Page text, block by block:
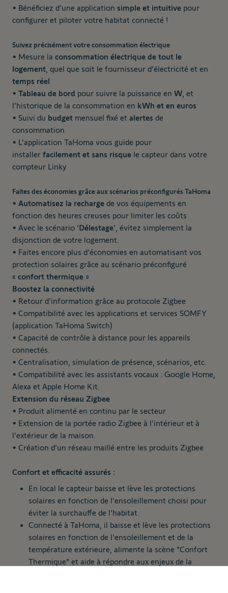
• Bénéficiez d’une application simple et intuitive pour
configurer et piloter votre habitat connecté !
Suivez précisément votre consommation électrique
• Mesure la consommation électrique de tout le
logement , quel que soit le fournisseur d’électricité et en
temps réel
• Tableau de bord pour suivre la puissance en W , et
l’historique de la consommation en kWh et en euros
• Suivi du budget mensuel fixé et alertes de
consommation
• L’application TaHoma vous guide pour
installer facilement et sans risque le capteur dans votre
compteur Linky
Faites des économies grâce aux scénarios préconfigurés TaHoma
• Automatisez la recharge de vos équipements en
fonction des heures creuses pour limiter les coûts
• Avec le scénario 'Délestage', évitez simplement la
disjonction de votre logement.
• Faites encore plus d’économies en automatisant vos
protection solaires grâce au scénario préconfiguré
« confort thermique »
Boostez la connectivité
• Retour d’information grâce au protocole Zigbee
• Compatibilité avec les applications et services SOMFY
(application TaHoma Switch)
• Capacité de contrôle à distance pour les appareils
connectés.
• Centralisation, simulation de présence, scénarios, etc.
• Compatibilité avec les assistants vocaux : Google Home,
Alexa et Apple Home Kit.
Extension du réseau Zigbee
• Produit alimenté en continu par le secteur
• Extension de la portée radio Zigbee à l’intérieur et à
l’extérieur de la maison.
• Création d’un réseau maillé entre les produits Zigbee
Confort et efficacité assurés :
En local le capteur baisse et lève les protections
solaires en fonction de l'ensoleillement choisi pour
éviter la surchauffe de l'habitat.
Connecté à TaHoma, il baisse et lève les protections
solaires en fonction de l'ensoleillement et de la
température extérieure, alimente la scène "Confort
Thermique" et aide à répondre aux enjeux de la